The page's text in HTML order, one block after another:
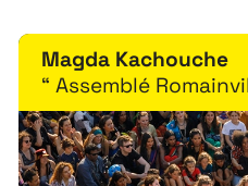
Magda Kachouche
“ Assemblé